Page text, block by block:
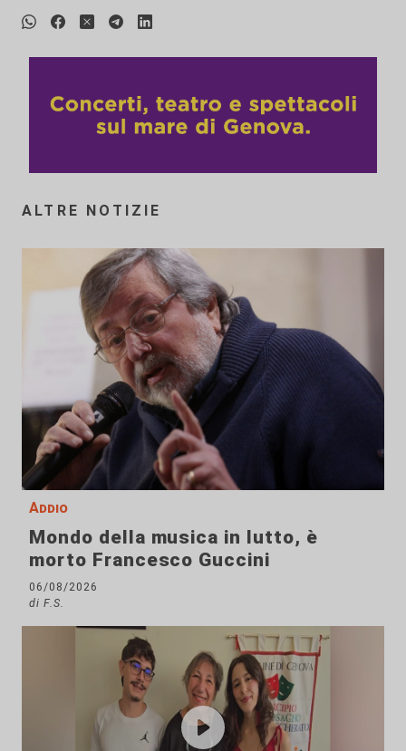
ALTRE NOTIZIE
Addio
Mondo della musica in lutto, è
morto Francesco Guccini
06/08/2026
di F.S.